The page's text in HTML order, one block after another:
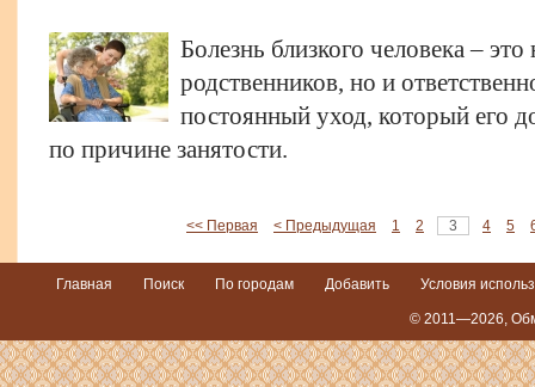
Болезнь близкого человека –
родственников, но и
постоянный уход, который его
по причине занятости.
<< Первая < Предыдущая 1 2 3 4 5
Главная Поиск По городам Добавить Условия
© 2011—2026,